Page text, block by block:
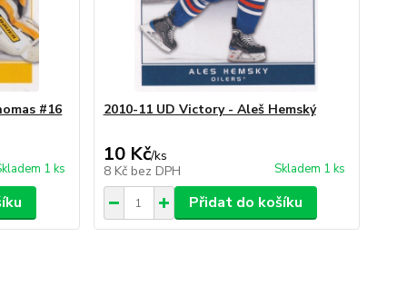
#16
1 ks
2010-11 UD Victory - Aleš Hemský
10 Kč/ks
8 Kč bez DPH Skladem 1 ks
Přidat do košíku